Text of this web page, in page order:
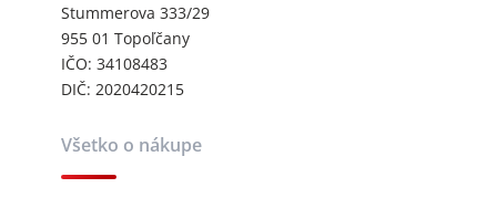
Stummerova 333/29
955 01 Topoľčany
IČO: 34108483
DIČ: 2020420215
Všetko o nákupe